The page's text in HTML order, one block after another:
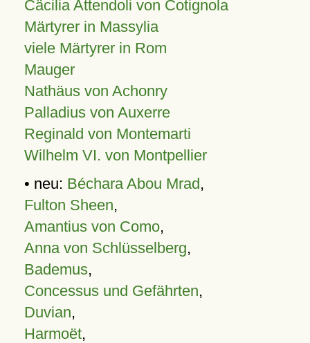
Cäcilia Attendoli von Cotignola
Märtyrer in Massylia
viele Märtyrer in Rom
Mauger
Nathäus von Achonry
Palladius von Auxerre
Reginald von Montemarti
Wilhelm VI. von Montpellier
• neu: Béchara Abou Mrad,
Fulton Sheen,
Amantius von Como,
Anna von Schlüsselberg,
Bademus,
Concessus und Gefährten,
Duvian,
Harmoët,